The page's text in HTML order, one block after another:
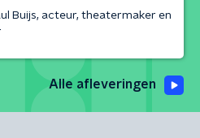
Buijs, acteur, theatermaker en
Alle afleveringen